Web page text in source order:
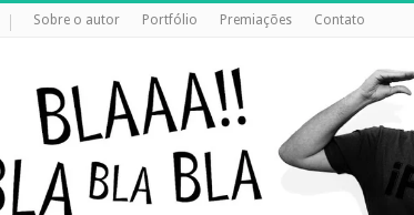
Sobre o autor Portfólio Premiações Contato